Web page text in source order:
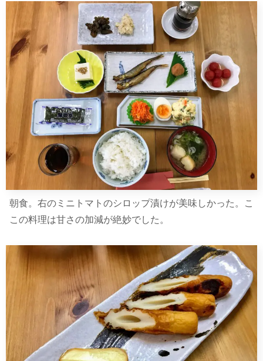
朝食。右のミニトマトのシロップ漬けが美味しかった。こ
この料理は甘さの加減が絶妙でした。